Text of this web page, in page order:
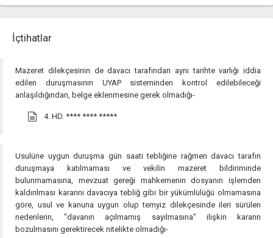
İçtihatlar
Mazeret dilekçesinin de davacı tarafından aynı tarihte varlığı iddia
edilen duruşmasının UYAP sisteminden kontrol edilebileceği
anlaşıldığından, belge eklenmesine gerek olmadığı-
4. HD. **** **** *****
Usulüne uygun duruşma gün saati tebliğine rağmen davacı tarafın
duruşmaya katılmaması ve vekilin mazeret bildiriminde
bulunmamasına, mevzuat gereği mahkemenin dosyanın işlemden
kaldırılması kararını davacıya tebliğ gibi bir yükümlülüğü olmamasına
göre, usul ve kanuna uygun olup temyiz dilekçesinde ileri sürülen
nedenlerin, "davanın açılmamış sayılmasına" ilişkin kararın
bozulmasını gerektirecek nitelikte olmadığı-